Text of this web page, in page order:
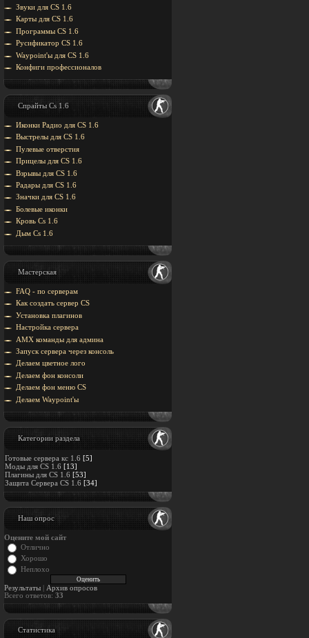
Звуки для CS 1.6
Карты для CS 1.6
Программы CS 1.6
Русификатор CS 1.6
Waypoint'ы для CS 1.6
Конфиги профессионалов
Спрайты Cs 1.6
Иконки Радио для CS 1.6
Выстрелы для CS 1.6
Пулевые отверстия
Прицелы для CS 1.6
Взрывы для CS 1.6
Радары для CS 1.6
Значки для CS 1.6
Болевые иконки
Кровь Cs 1.6
Дым Cs 1.6
Мастерская
FAQ - по серверам
Как создать сервер CS
Установка плагинов
Настройка сервера
AMX команды для админа
Запуск сервера через консоль
Делаем цветное лого
Делаем фон консоли
Делаем фон меню CS
Делаем Waypoint'ы
Категории раздела
Готовые сервера кс 1.6 [5]
Моды для CS 1.6 [13]
Плагины для CS 1.6 [53]
Защита Cервера CS 1.6 [34]
Наш опрос
Оцените мой сайт
Отлично
Хорошо
Неплохо
Результаты
Архив опросов
Всего ответов: 33
Статистика